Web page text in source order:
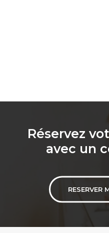
Réservez
avec un
RESERVER